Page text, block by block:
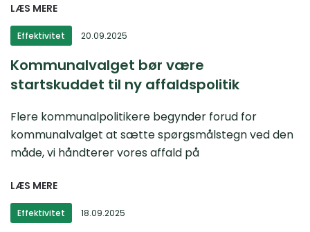
LÆS MERE
Effektivitet 20.09.2025
Kommunalvalget bør være
startskuddet til ny affaldspolitik
Flere kommunalpolitikere begynder forud for
kommunalvalget at sætte spørgsmålstegn ved den
måde, vi håndterer vores affald på
LÆS MERE
Effektivitet 18.09.2025